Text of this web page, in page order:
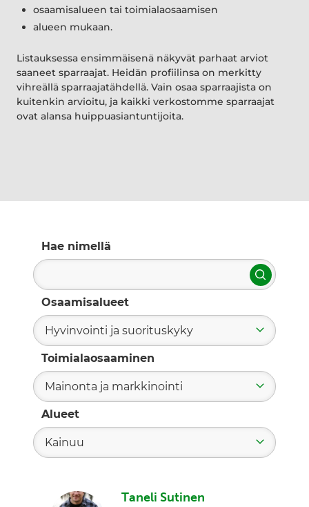
osaamisalueen tai toimialaosaamisen
alueen mukaan.
Listauksessa ensimmäisenä näkyvät parhaat arviot
saaneet sparraajat. Heidän profiilinsa on merkitty
vihreällä sparraajatähdellä. Vain osaa sparraajista on
kuitenkin arvioitu, ja kaikki verkostomme sparraajat
ovat alansa huippuasiantuntijoita.
Hae nimellä
Hae
Osaamisalueet
Hyvinvointi ja suorituskyky
Toimialaosaaminen
Mainonta ja markkinointi
Alueet
Kainuu
Taneli Sutinen